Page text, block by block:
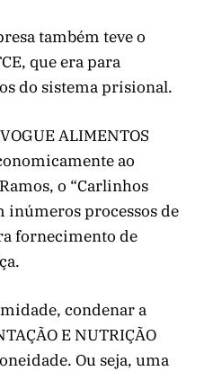
também teve o
que era para
do sistema prisional.
ALIMENTOS
ao
o “Carlinhos
inúmeros processos de
fornecimento de
condenar a
E NUTRIÇÃO
Ou seja, uma